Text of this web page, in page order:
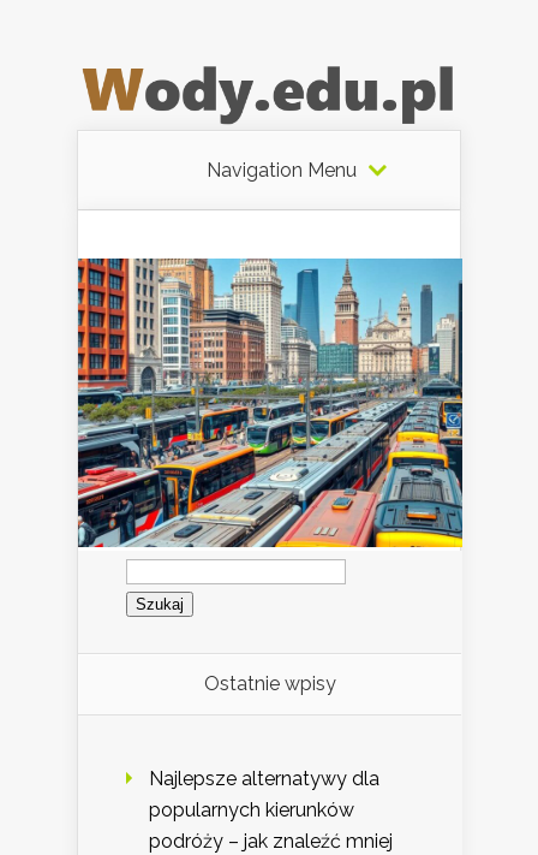
Navigation Menu
Szukaj:
Ostatnie wpisy
Najlepsze alternatywy dla
popularnych kierunków
podróży – jak znaleźć mniej